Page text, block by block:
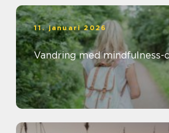
11. januari 2026
Vandring med mindfulness-